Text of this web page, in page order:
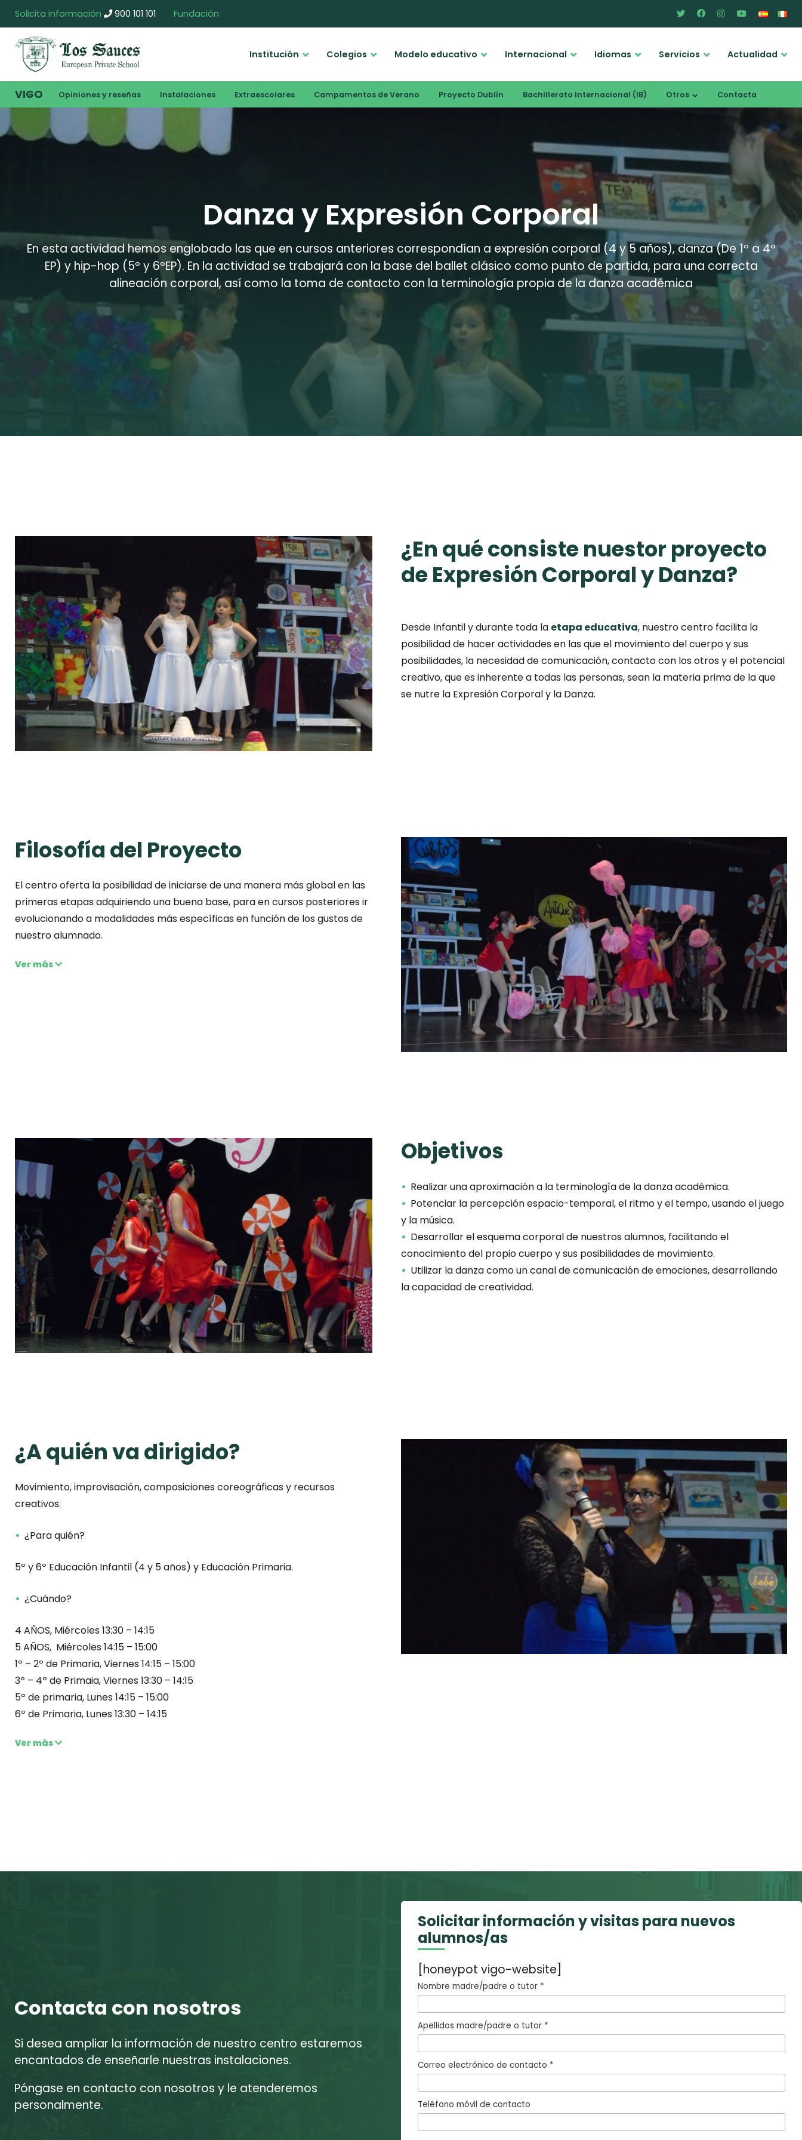
Solicita información 900 101 101 Fundación
Institución Colegios Modelo educativo Internacional Idiomas Servicios Actualidad
VIGO Opiniones y reseñas Instalaciones Extraescolares Campamentos de Verano Proyecto Dublín Bachillerato Internacional (IB) Otros Contacta
Danza y Expresión Corporal
En esta actividad hemos englobado las que en cursos anteriores correspondían a expresión corporal (4 y 5 años), danza (De 1º a 4º
EP) y hip-hop (5º y 6ºEP). En la actividad se trabajará con la base del ballet clásico como punto de partida, para una correcta
alineación corporal, así como la toma de contacto con la terminología propia de la danza académica
¿En qué consiste nuestor proyecto
de Expresión Corporal y Danza?
Desde Infantil y durante toda la etapa educativa, nuestro centro facilita la
posibilidad de hacer actividades en las que el movimiento del cuerpo y sus
posibilidades, la necesidad de comunicación, contacto con los otros y el potencial
creativo, que es inherente a todas las personas, sean la materia prima de la que
se nutre la Expresión Corporal y la Danza.
Filosofía del Proyecto
El centro oferta la posibilidad de iniciarse de una manera más global en las
primeras etapas adquiriendo una buena base, para en cursos posteriores ir
evolucionando a modalidades más específicas en función de los gustos de
nuestro alumnado.
Ver más
Objetivos
Realizar una aproximación a la terminología de la danza académica.
Potenciar la percepción espacio-temporal, el ritmo y el tempo, usando el juego
y la música.
Desarrollar el esquema corporal de nuestros alumnos, facilitando el
conocimiento del propio cuerpo y sus posibilidades de movimiento.
Utilizar la danza como un canal de comunicación de emociones, desarrollando
la capacidad de creatividad.
¿A quién va dirigido?
Movimiento, improvisación, composiciones coreográficas y recursos
creativos.
¿Para quién?
5º y 6º Educación Infantil (4 y 5 años) y Educación Primaria.
¿Cuándo?
4 AÑOS, Miércoles 13:30 – 14:15
5 AÑOS, Miércoles 14:15 – 15:00
1º – 2º de Primaria, Viernes 14:15 – 15:00
3º – 4º de Primaia, Viernes 13:30 – 14:15
5º de primaria, Lunes 14:15 – 15:00
6º de Primaria, Lunes 13:30 – 14:15
Ver más
Contacta con nosotros
Si desea ampliar la información de nuestro centro estaremos
encantados de enseñarle nuestras instalaciones.
Póngase en contacto con nosotros y le atenderemos
personalmente.
Solicitar información y visitas para nuevos
alumnos/as
[honeypot vigo-website]
Nombre madre/padre o tutor *
Apellidos madre/padre o tutor *
Correo electrónico de contacto *
Teléfono móvil de contacto